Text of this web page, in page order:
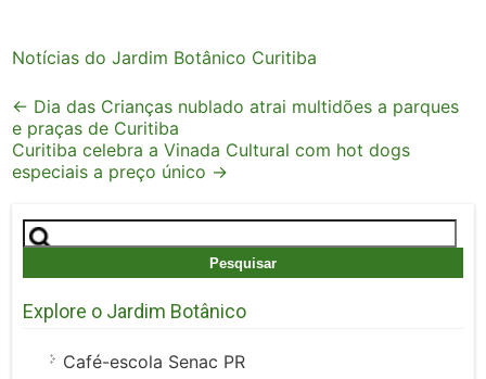
Notícias do Jardim Botânico Curitiba
Post
navigation
← Dia das Crianças nublado atrai multidões a parques
e praças de Curitiba
Curitiba celebra a Vinada Cultural com hot dogs
especiais a preço único →
Pesquisar
por:
Explore o Jardim Botânico
Café-escola Senac PR